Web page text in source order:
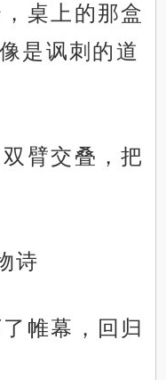
桌上的那盒
是讽刺的道
臂交叠，把
诗
帷幕，回归